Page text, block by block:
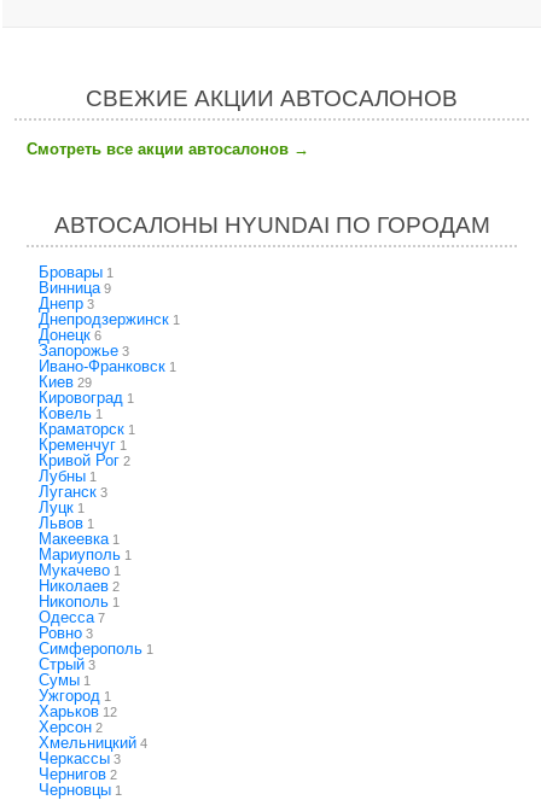
СВЕЖИЕ АКЦИИ АВТОСАЛОНОВ
Смотреть все акции автосалонов →
АВТОСАЛОНЫ HYUNDAI ПО ГОРОДАМ
Бровары 1
Винница 9
Днепр 3
Днепродзержинск 1
Донецк 6
Запорожье 3
Ивано-Франковск 1
Киев 29
Кировоград 1
Ковель 1
Краматорск 1
Кременчуг 1
Кривой Рог 2
Лубны 1
Луганск 3
Луцк 1
Львов 1
Макеевка 1
Мариуполь 1
Мукачево 1
Николаев 2
Никополь 1
Одесса 7
Ровно 3
Симферополь 1
Стрый 3
Сумы 1
Ужгород 1
Харьков 12
Херсон 2
Хмельницкий 4
Черкассы 3
Чернигов 2
Черновцы 1